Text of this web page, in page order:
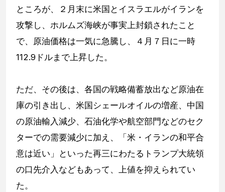
ところが、２月末に米国とイスラエルがイランを
攻撃し、ホルムズ海峡が事実上封鎖されたこと
で、原油価格は一気に急騰し、４月７日に一時
112.9ドルまで上昇した。
ただ、その後は、各国の戦略備蓄放出など原油在
庫の引き出し、米国シェールオイルの増産、中国
の原油輸入減少、石油化学や航空部門などのセク
ターでの需要減少に加え、「米・イランの和平合
意は近い」といった再三にわたるトランプ大統領
の口先介入などもあって、上値を抑えられてい
た。